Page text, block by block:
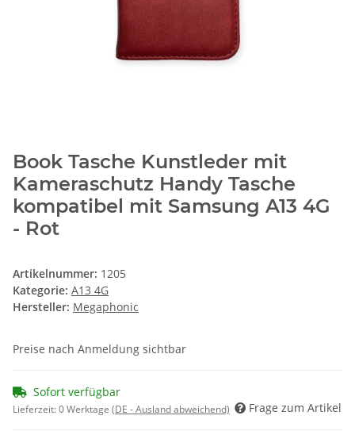
Book Tasche Kunstleder mit
Kameraschutz Handy Tasche
kompatibel mit Samsung A13 4G
- Rot
Artikelnummer: 1205
Kategorie: A13 4G
Hersteller: Megaphonic
Preise nach Anmeldung sichtbar
Sofort verfügbar
Lieferzeit:0 Werktage (DE - Ausland abweichend) Frage zum Artikel